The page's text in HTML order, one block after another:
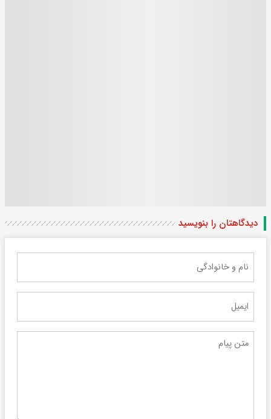
دیدگاهتان را بنویسید